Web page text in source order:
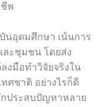
พ
นอุดมศึกษา เน้นการ
ละชุมชน โดยส่ง
งมือทำวิจัยจริงใน
ศชาติ อย่างไรก็ดี
ประสบปัญหาหลาย